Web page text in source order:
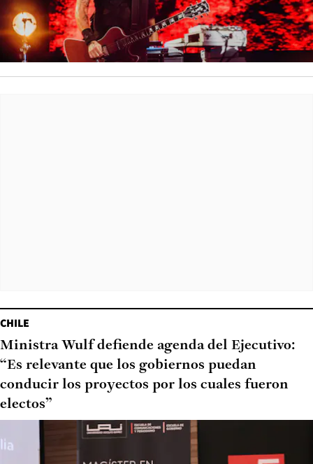
CHILE
Ministra Wulf defiende agenda del Ejecutivo:
“Es relevante que los gobiernos puedan
conducir los proyectos por los cuales fueron
electos”